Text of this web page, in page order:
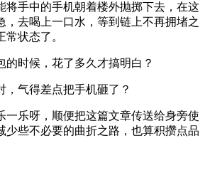
将手中的手机朝着楼外抛掷下去，在这
，去喝上一口水，等到链上不再拥堵之
状态了。
的时候，花了多久才搞明白？
，气得差点把手机砸了？
一乐呀，顺便把这篇文章传送给身旁使
少些不必要的曲折之路，也算积攒点品